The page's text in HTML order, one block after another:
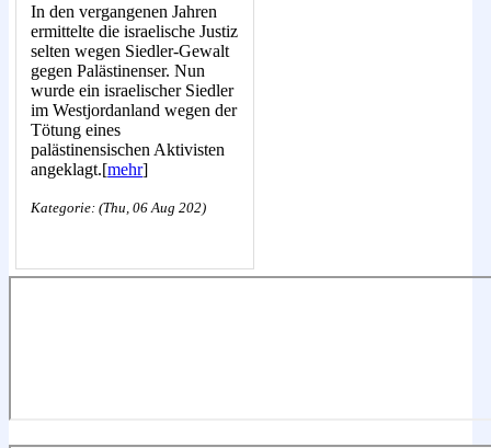
In den vergangenen Jahren
ermittelte die israelische Justiz
selten wegen Siedler-Gewalt
gegen Palästinenser. Nun
wurde ein israelischer Siedler
im Westjordanland wegen der
Tötung eines
palästinensischen Aktivisten
angeklagt.[mehr]
Kategorie: (Thu, 06 Aug 202)